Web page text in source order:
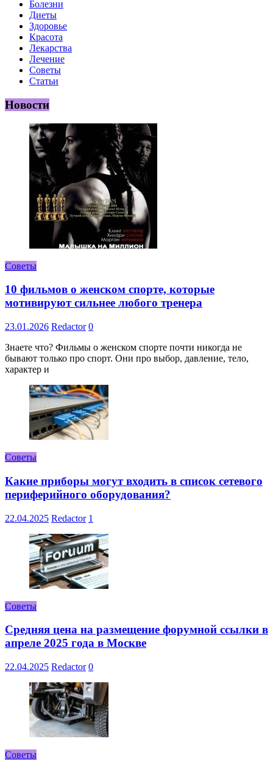
Болезни
Диеты
Здоровье
Красота
Лекарства
Лечение
Советы
Статьи
Новости
Советы
10 фильмов о женском спорте, которые
мотивируют сильнее любого тренера
23.01.2026 Redactor 0
Знаете что? Фильмы о женском спорте почти никогда не
бывают только про спорт. Они про выбор, давление, тело,
характер и
Советы
Какие приборы могут входить в список сетевого
периферийного оборудования?
22.04.2025 Redactor 1
Советы
Средняя цена на размещение форумной ссылки в
апреле 2025 года в Москве
22.04.2025 Redactor 0
Советы